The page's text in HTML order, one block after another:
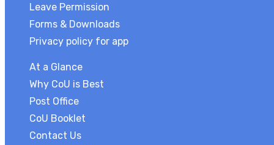
Leave Permission
Forms & Downloads
Privacy policy for app
At a Glance
Why CoU is Best
Post Office
CoU Booklet
Contact Us